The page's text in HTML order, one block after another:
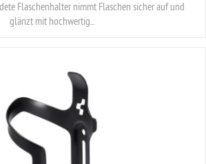
Flaschenhalter nimmt Flaschen sicher auf und
glänzt mit hochwertig...